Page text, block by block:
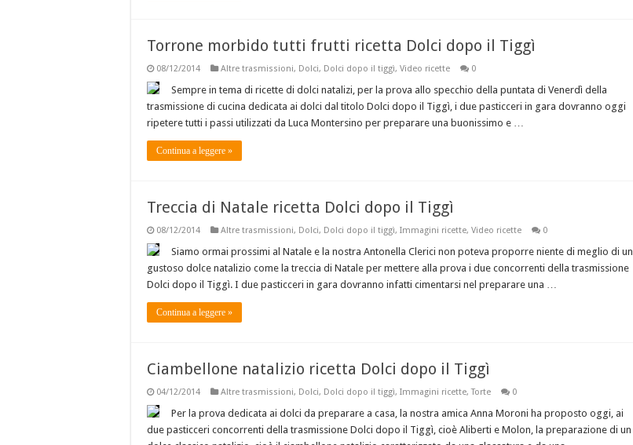
Torrone morbido tutti frutti ricetta Dolci dopo il Tiggì
08/12/2014 Altre trasmissioni, Dolci, Dolci dopo il tiggì, Video ricette 0
Sempre in tema di ricette di dolci natalizi, per la prova allo specchio della puntata di Venerdì della
trasmissione di cucina dedicata ai dolci dal titolo Dolci dopo il Tiggì, i due pasticceri in gara dovranno oggi
ripetere tutti i passi utilizzati da Luca Montersino per preparare una buonissimo e …
Continua a leggere »
Treccia di Natale ricetta Dolci dopo il Tiggì
08/12/2014 Altre trasmissioni, Dolci, Dolci dopo il tiggì, Immagini ricette, Video ricette 0
Siamo ormai prossimi al Natale e la nostra Antonella Clerici non poteva proporre niente di meglio di un
gustoso dolce natalizio come la treccia di Natale per mettere alla prova i due concorrenti della trasmissione
Dolci dopo il Tiggì. I due pasticceri in gara dovranno infatti cimentarsi nel preparare una …
Continua a leggere »
Ciambellone natalizio ricetta Dolci dopo il Tiggì
04/12/2014 Altre trasmissioni, Dolci, Dolci dopo il tiggì, Immagini ricette,Torte 0
Per la prova dedicata ai dolci da preparare a casa, la nostra amica Anna Moroni ha proposto oggi, ai
due pasticceri concorrenti della trasmissione Dolci dopo il Tiggì, cioè Aliberti e Molon, la preparazione di un